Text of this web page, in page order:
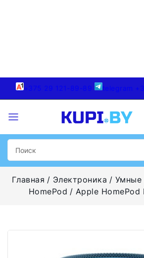
+375 29 121-89-89 telegram
Главная Электроника Умные
HomePod
Apple HomePod